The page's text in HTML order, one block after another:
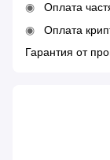
Оплата
Оплата
Гарантия от